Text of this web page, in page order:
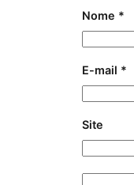
Nome *
E-mail *
Site